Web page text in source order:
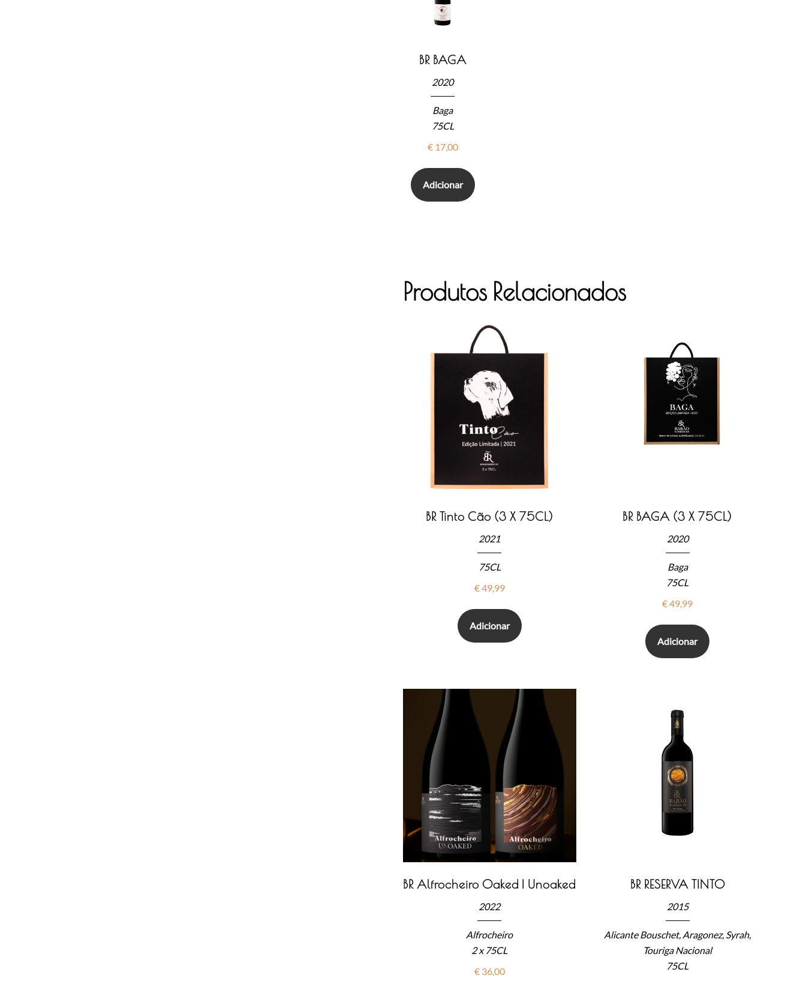
BR BAGA
2020
Baga
75CL
€17,00
Adicionar
Produtos Relacionados
BR Tinto Cão (3 X 75CL)
2021
75CL
€49,99
Adicionar
BR BAGA (3 X 75CL)
2020
Baga
75CL
€49,99
Adicionar
BR Alfrocheiro Oaked | Unoaked
2022
Alfrocheiro
2 x 75CL
€36,00
BR RESERVA TINTO
2015
Alicante Bouschet, Aragonez, Syrah,
Touriga Nacional
75CL